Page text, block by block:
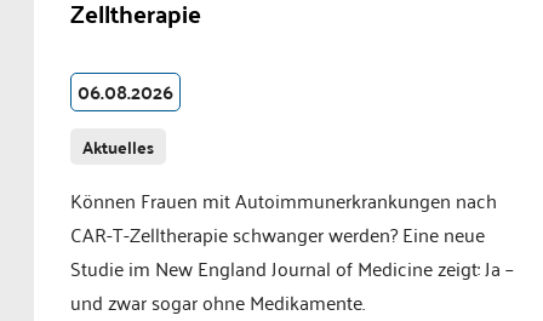
Zelltherapie
06.08.2026
Aktuelles
Können Frauen mit Autoimmunerkrankungen nach
CAR-T-Zelltherapie schwanger werden? Eine neue
Studie im New England Journal of Medicine zeigt: Ja –
und zwar sogar ohne Medikamente.